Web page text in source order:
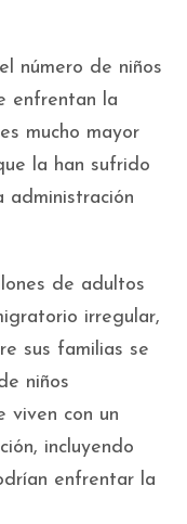
número de niños
enfrentan la
mucho mayor
la han sufrido
administración
de adultos
irregular,
sus familias se
niños
viven con un
incluyendo
enfrentar la